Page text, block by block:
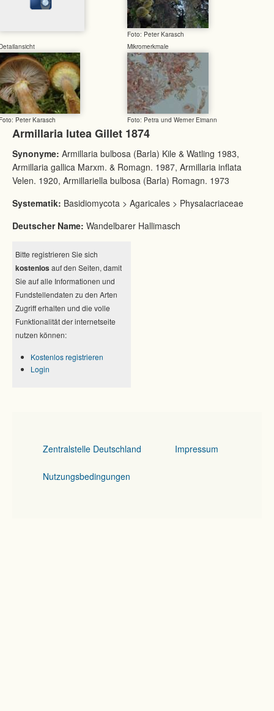
Foto: Peter Karasch
Peter Karasch
Mikromerkmale
Foto: Petra und Werner Eimann
Armillaria lutea Gillet 1874
Synonyme: Armillaria bulbosa (Barla) Kile & Watling 1983,
Armillaria gallica Marxm. & Romagn. 1987, Armillaria inflata
Velen. 1920, Armillariella bulbosa (Barla) Romagn. 1973
Systematik: Basidiomycota > Agaricales > Physalacriaceae
Deutscher Name: Wandelbarer Hallimasch
Bitte registrieren Sie sich
kostenlos auf den Seiten, damit
Sie auf alle Informationen und
Fundstellendaten zu den Arten
Zugriff erhalten und die volle
Funktionalität der internetseite
nutzen können:
Kostenlos registrieren
Login
Zentralstelle Deutschland Impressum
Nutzungsbedingungen